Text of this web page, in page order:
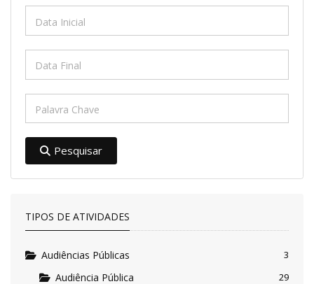
Pesquisar
TIPOS DE ATIVIDADES
Audiências Públicas 3
Audiência Pública 29